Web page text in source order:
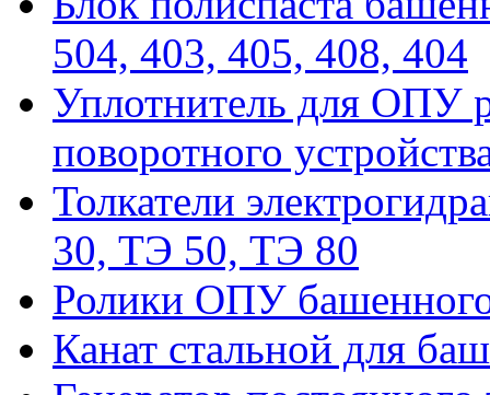
504, 403, 405, 408, 404
Уплотнитель для ОПУ
поворотного
Толкатели
30, ТЭ 50, ТЭ 80
Ролики ОПУ
Канат стальной для